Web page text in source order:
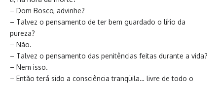
– Dom Bosco, advinhe?
– Talvez o pensamento de ter bem guardado o lírio da
pureza?
– Não.
– Talvez o pensamento das penitências feitas durante a vida?
– Nem isso.
– Então terá sido a consciência tranqüila… livre de todo o